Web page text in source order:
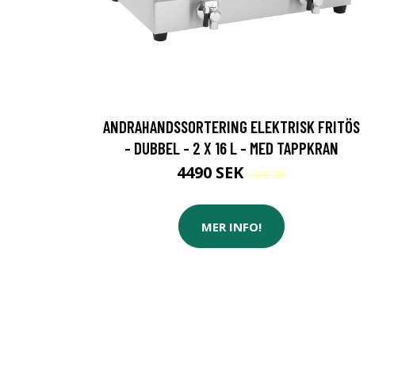
ANDRAHANDSSORTERING ELEKTRISK FRITÖS
- DUBBEL - 2 X 16 L - MED TAPPKRAN
4490 SEK5499 SEK
MER INFO!